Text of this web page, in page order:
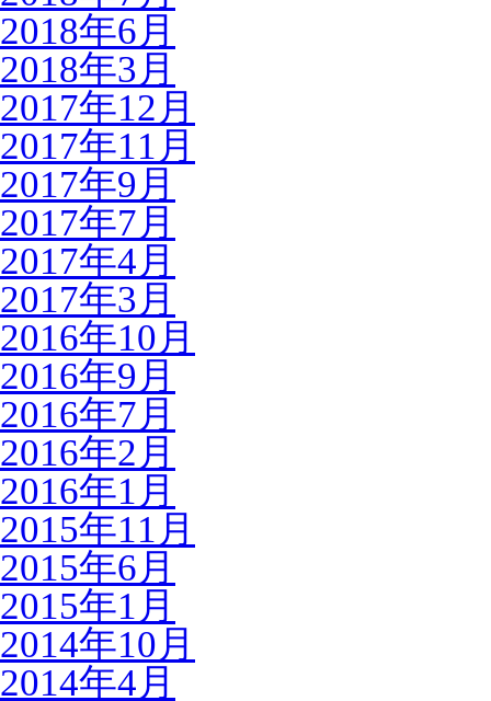
2018年6月
2018年3月
2017年12月
2017年11月
2017年9月
2017年7月
2017年4月
2017年3月
2016年10月
2016年9月
2016年7月
2016年2月
2016年1月
2015年11月
2015年6月
2015年1月
2014年10月
2014年4月